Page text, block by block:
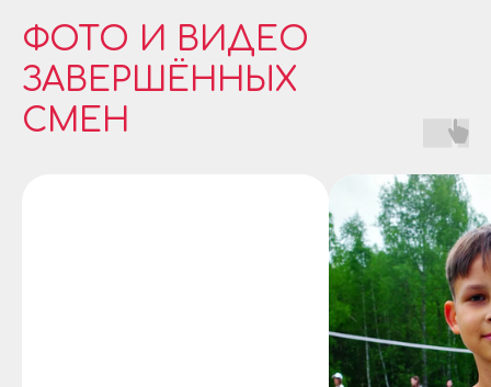
ФОТО И ВИДЕО
ЗАВЕРШЁННЫХ
СМЕН